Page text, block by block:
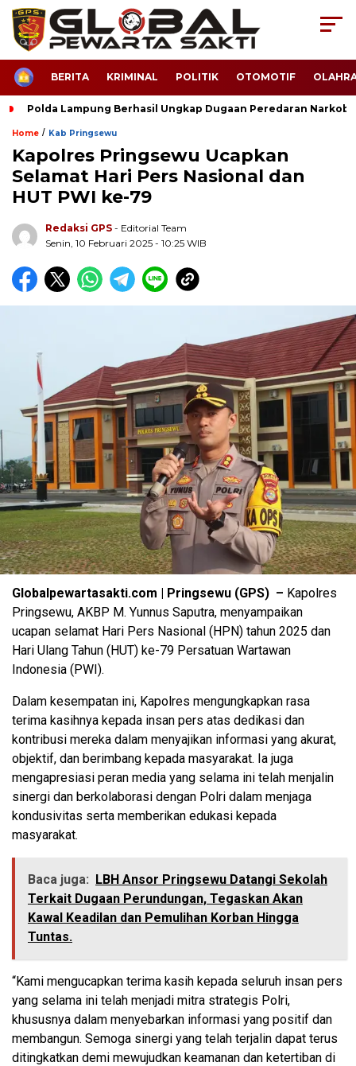
HOMEBERITA KRIMINAL POLITIK OTOMOTIF
Polda Lampung Berhasil Ungkap Dugaan Peredaran
Home / Kab Pringsewu
Kapolres Pringsewu Ucapkan
Selamat Hari Pers Nasional dan
HUT PWI ke-79
Redaksi GPS - Editorial Team
Senin, 10 Februari 2025 - 10:25 WIB
Globalpewartasakti.com | Pringsewu (GPS) – Kapolres
Pringsewu, AKBP M. Yunnus Saputra, menyampaikan
ucapan selamat Hari Pers Nasional (HPN) tahun 2025 dan
Hari Ulang Tahun (HUT) ke-79 Persatuan Wartawan
Indonesia (PWI).
Dalam kesempatan ini, Kapolres mengungkapkan rasa
terima kasihnya kepada insan pers atas dedikasi dan
kontribusi mereka dalam menyajikan informasi yang akurat,
objektif, dan berimbang kepada masyarakat. Ia juga
mengapresiasi peran media yang selama ini telah menjalin
sinergi dan berkolaborasi dengan Polri dalam menjaga
kondusivitas serta memberikan edukasi kepada
masyarakat.
Baca juga: LBH Ansor Pringsewu Datangi Sekolah
Terkait Dugaan Perundungan, Tegaskan Akan
Kawal Keadilan dan Pemulihan Korban Hingga
Tuntas.
“Kami mengucapkan terima kasih kepada seluruh insan pers
yang selama ini telah menjadi mitra strategis Polri,
khususnya dalam menyebarkan informasi yang positif dan
membangun. Semoga sinergi yang telah terjalin dapat terus
ditingkatkan demi mewujudkan keamanan dan ketertiban di